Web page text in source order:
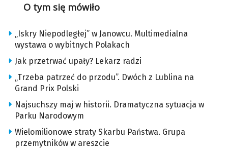
O tym się mówiło
„Iskry Niepodległej” w Janowcu. Multimedialna
wystawa o wybitnych Polakach
Jak przetrwać upały? Lekarz radzi
„Trzeba patrzeć do przodu”. Dwóch z Lublina na
Grand Prix Polski
Najsuchszy maj w historii. Dramatyczna sytuacja w
Parku Narodowym
Wielomilionowe straty Skarbu Państwa. Grupa
przemytników w areszcie